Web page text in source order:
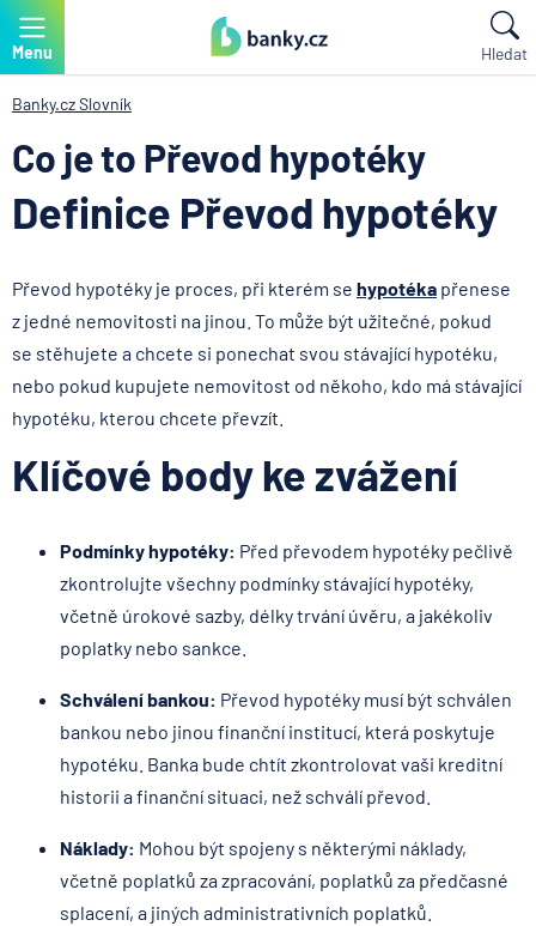
Menu Hledat
Banky.czSlovník
Co je to Převod hypotéky
Definice Převod hypotéky
Převod hypotéky je proces, při kterém se hypotéka přenese
z jedné nemovitosti na jinou. To může být užitečné, pokud
se stěhujete a chcete si ponechat svou stávající hypotéku,
nebo pokud kupujete nemovitost od někoho, kdo má stávající
hypotéku, kterou chcete převzít.
Klíčové body ke zvážení
Podmínky hypotéky: Před převodem hypotéky pečlivě
zkontrolujte všechny podmínky stávající hypotéky,
včetně úrokové sazby, délky trvání úvěru, a jakékoliv
poplatky nebo sankce.
Schválení bankou: Převod hypotéky musí být schválen
bankou nebo jinou finanční institucí, která poskytuje
hypotéku. Banka bude chtít zkontrolovat vaši kreditní
historii a finanční situaci, než schválí převod.
Náklady: Mohou být spojeny s některými náklady,
včetně poplatků za zpracování, poplatků za předčasné
splacení, a jiných administrativních poplatků.